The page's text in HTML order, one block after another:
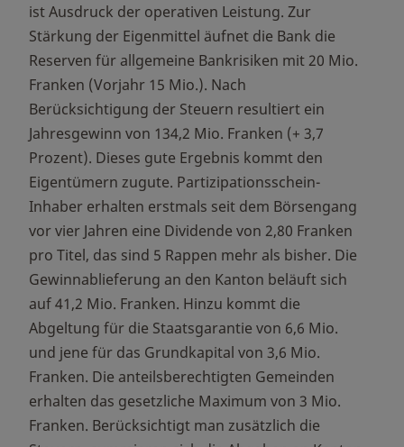
ist Ausdruck der operativen Leistung. Zur
Stärkung der Eigenmittel äufnet die Bank die
Reserven für allgemeine Bankrisiken mit 20 Mio.
Franken (Vorjahr 15 Mio.). Nach
Berücksichtigung der Steuern resultiert ein
Jahresgewinn von 134,2 Mio. Franken (+ 3,7
Prozent). Dieses gute Ergebnis kommt den
Eigentümern zugute. Partizipationsschein-
Inhaber erhalten erstmals seit dem Börsengang
vor vier Jahren eine Dividende von 2,80 Franken
pro Titel, das sind 5 Rappen mehr als bisher. Die
Gewinnablieferung an den Kanton beläuft sich
auf 41,2 Mio. Franken. Hinzu kommt die
Abgeltung für die Staatsgarantie von 6,6 Mio.
und jene für das Grundkapital von 3,6 Mio.
Franken. Die anteilsberechtigten Gemeinden
erhalten das gesetzliche Maximum von 3 Mio.
Franken. Berücksichtigt man zusätzlich die